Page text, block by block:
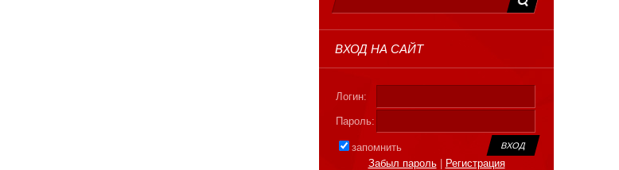
ВХОД НА САЙТ
Логин:
Пароль:
запомнить
Забыл пароль| Регистрация